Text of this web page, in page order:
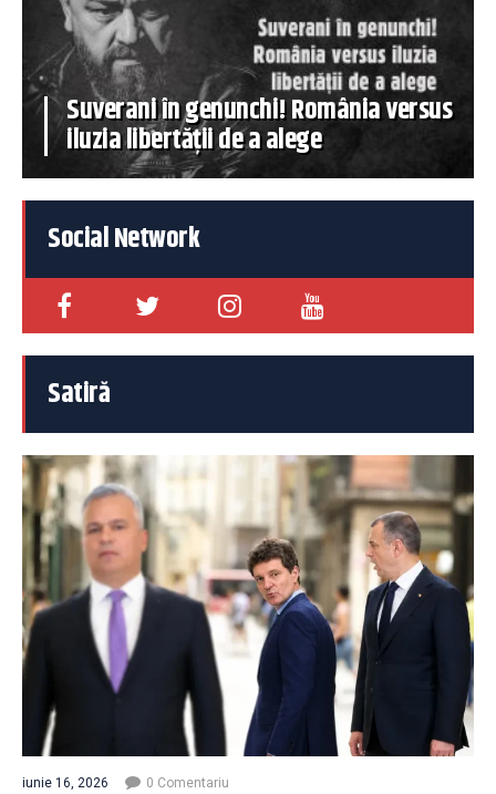
Suverani în genunchi! România versus
iluzia libertății de a alege
Social Network
Satiră
iunie 16, 2026 0 Comentariu